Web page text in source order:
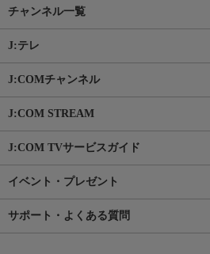
チャンネル一覧
J:テレ
J:COMチャンネル
J:COM STREAM
J:COM TVサービスガイド
イベント・プレゼント
サポート・よくある質問